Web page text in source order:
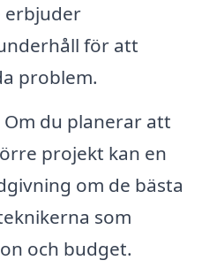
erbjuder
för att
problem.
Om du planerar att
projekt kan en
om de bästa
som
och budget.